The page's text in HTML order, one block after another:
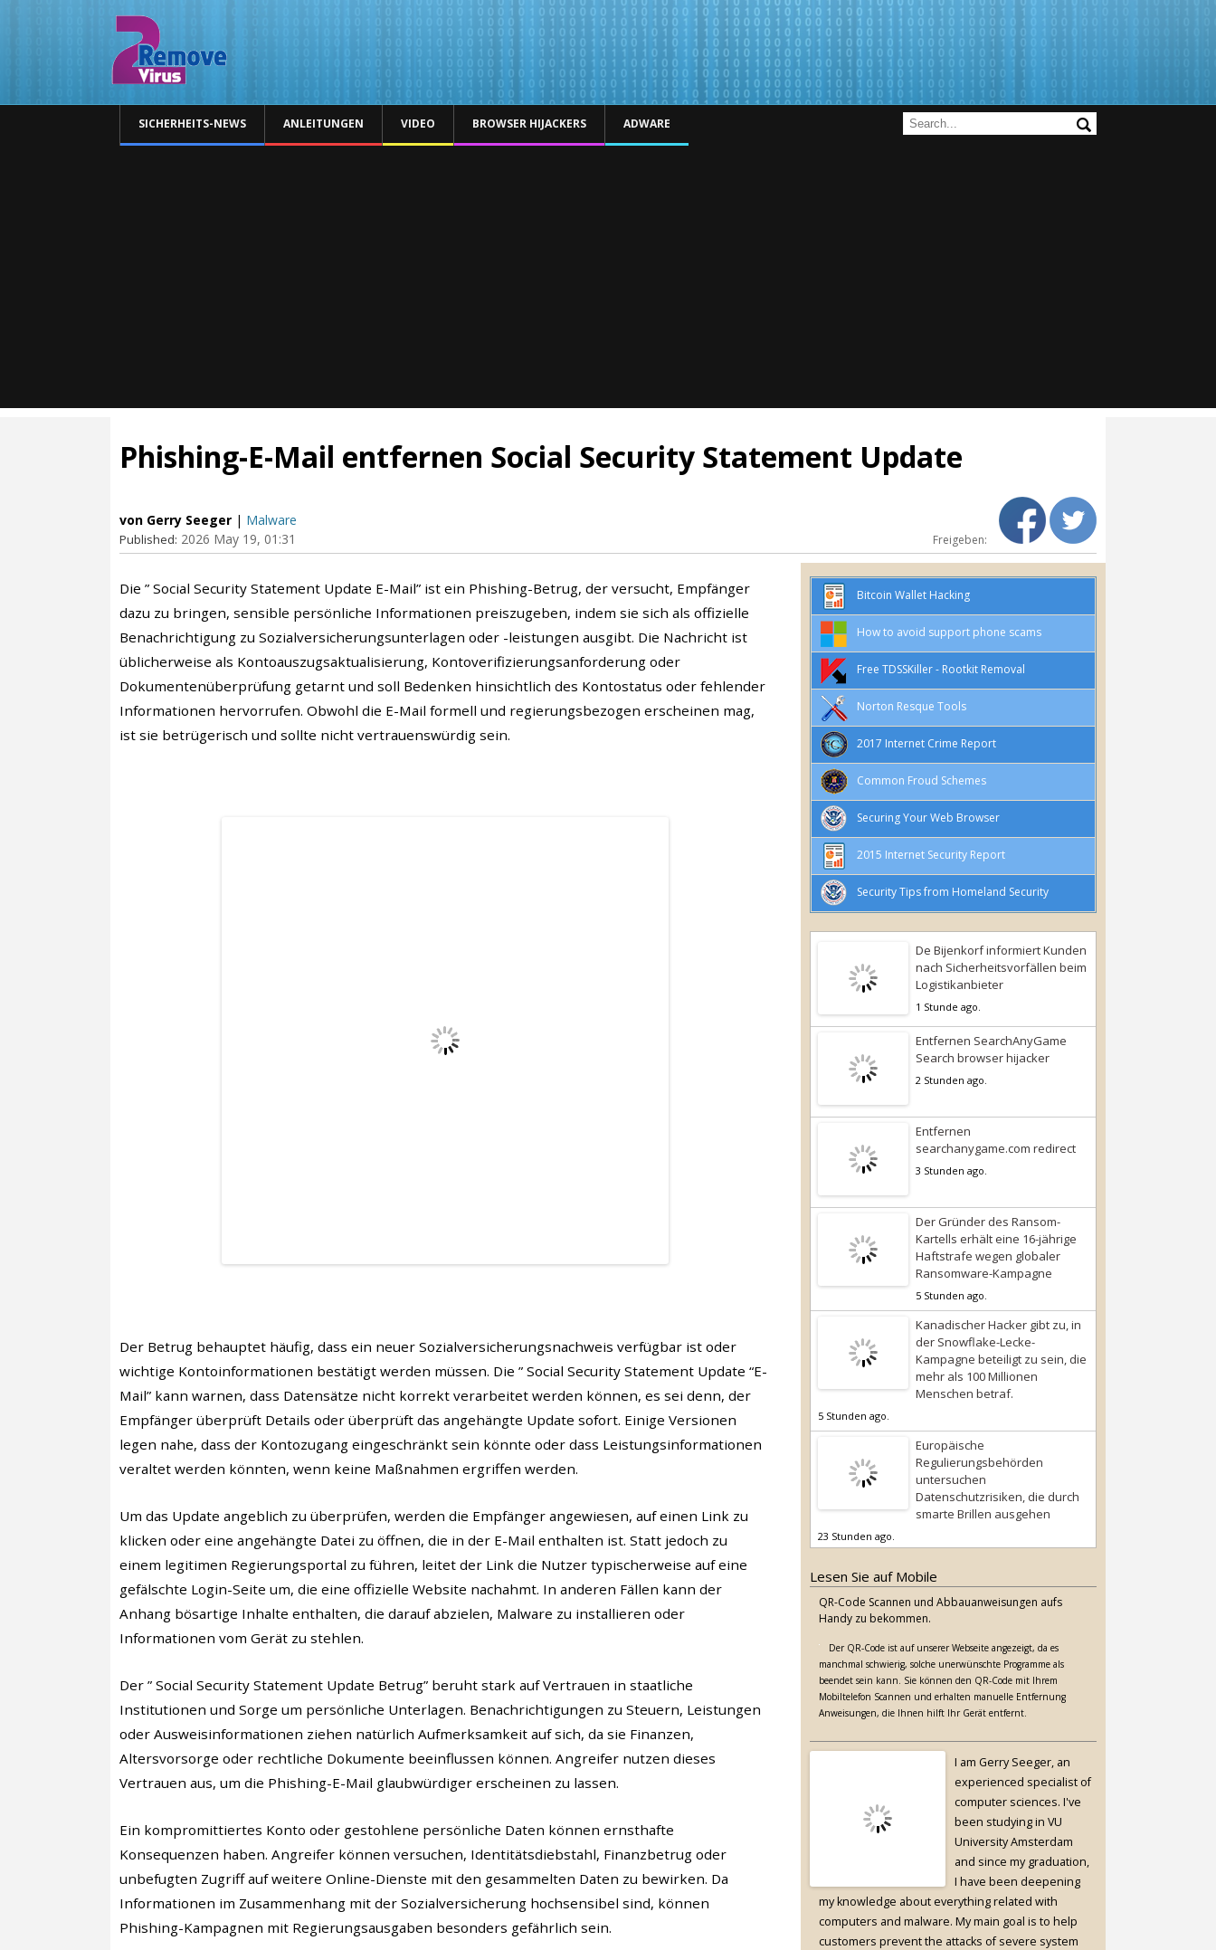
SICHERHEITS-NEWS ANLEITUNGEN VIDEO BROWSER HIJACKERS ADWARE
Phishing-E-Mail entfernen Social Security Statement Update
von Gerry Seeger | Malware
Published: 2026 May 19, 01:31 Freigeben:
Die ” Social Security Statement Update E-Mail” ist ein Phishing-Betrug, der versucht, Empfänger
dazu zu bringen, sensible persönliche Informationen preiszugeben, indem sie sich als offizielle
Benachrichtigung zu Sozialversicherungsunterlagen oder -leistungen ausgibt. Die Nachricht ist
üblicherweise als Kontoauszugsaktualisierung, Kontoverifizierungsanforderung oder
Dokumentenüberprüfung getarnt und soll Bedenken hinsichtlich des Kontostatus oder fehlender
Informationen hervorrufen. Obwohl die E-Mail formell und regierungsbezogen erscheinen mag,
ist sie betrügerisch und sollte nicht vertrauenswürdig sein.
Der Betrug behauptet häufig, dass ein neuer Sozialversicherungsnachweis verfügbar ist oder
wichtige Kontoinformationen bestätigt werden müssen. Die ” Social Security Statement Update “E-
Mail” kann warnen, dass Datensätze nicht korrekt verarbeitet werden können, es sei denn, der
Empfänger überprüft Details oder überprüft das angehängte Update sofort. Einige Versionen
legen nahe, dass der Kontozugang eingeschränkt sein könnte oder dass Leistungsinformationen
veraltet werden könnten, wenn keine Maßnahmen ergriffen werden.
Um das Update angeblich zu überprüfen, werden die Empfänger angewiesen, auf einen Link zu
klicken oder eine angehängte Datei zu öffnen, die in der E-Mail enthalten ist. Statt jedoch zu
einem legitimen Regierungsportal zu führen, leitet der Link die Nutzer typischerweise auf eine
gefälschte Login-Seite um, die eine offizielle Website nachahmt. In anderen Fällen kann der
Anhang bösartige Inhalte enthalten, die darauf abzielen, Malware zu installieren oder
Informationen vom Gerät zu stehlen.
Der ” Social Security Statement Update Betrug” beruht stark auf Vertrauen in staatliche
Institutionen und Sorge um persönliche Unterlagen. Benachrichtigungen zu Steuern, Leistungen
oder Ausweisinformationen ziehen natürlich Aufmerksamkeit auf sich, da sie Finanzen,
Altersvorsorge oder rechtliche Dokumente beeinflussen können. Angreifer nutzen dieses
Vertrauen aus, um die Phishing-E-Mail glaubwürdiger erscheinen zu lassen.
Ein kompromittiertes Konto oder gestohlene persönliche Daten können ernsthafte
Konsequenzen haben. Angreifer können versuchen, Identitätsdiebstahl, Finanzbetrug oder
unbefugten Zugriff auf weitere Online-Dienste mit den gesammelten Daten zu bewirken. Da
Informationen im Zusammenhang mit der Sozialversicherung hochsensibel sind, können
Phishing-Kampagnen mit Regierungsausgaben besonders gefährlich sein.
Bitcoin Wallet Hacking
How to avoid support phone scams
Free TDSSKiller - Rootkit Removal
Norton Resque Tools
2017 Internet Crime Report
Common Froud Schemes
Securing Your Web Browser
2015 Internet Security Report
Security Tips from Homeland Security
De Bijenkorf informiert Kunden
nach Sicherheitsvorfällen beim
Logistikanbieter
1 Stunde ago.
Entfernen SearchAnyGame
Search browser hijacker
2 Stunden ago.
Entfernen
searchanygame.com redirect
3 Stunden ago.
Der Gründer des Ransom-
Kartells erhält eine 16-jährige
Haftstrafe wegen globaler
Ransomware-Kampagne
5 Stunden ago.
Kanadischer Hacker gibt zu, in
der Snowflake-Lecke-
Kampagne beteiligt zu sein, die
mehr als 100 Millionen
Menschen betraf.
5 Stunden ago.
Europäische
Regulierungsbehörden
untersuchen
Datenschutzrisiken, die durch
smarte Brillen ausgehen
23 Stunden ago.
Lesen Sie auf Mobile
QR-Code Scannen und Abbauanweisungen aufs
Handy zu bekommen.
Der QR-Code ist auf unserer Webseite angezeigt, da es
manchmal schwierig, solche unerwünschte Programme als
beendet sein kann. Sie können den QR-Code mit Ihrem
Mobiltelefon Scannen und erhalten manuelle Entfernung
Anweisungen, die Ihnen hilft Ihr Gerät entfernt.
I am Gerry Seeger, an
experienced specialist of
computer sciences. I've
been studying in VU
University Amsterdam
and since my graduation,
I have been deepening
my knowledge about everything related with
computers and malware. My main goal is to help
customers prevent the attacks of severe system